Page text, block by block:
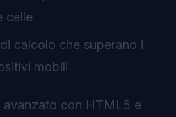
celle
calcolo che superano i
mobili
avanzato con HTML5 e